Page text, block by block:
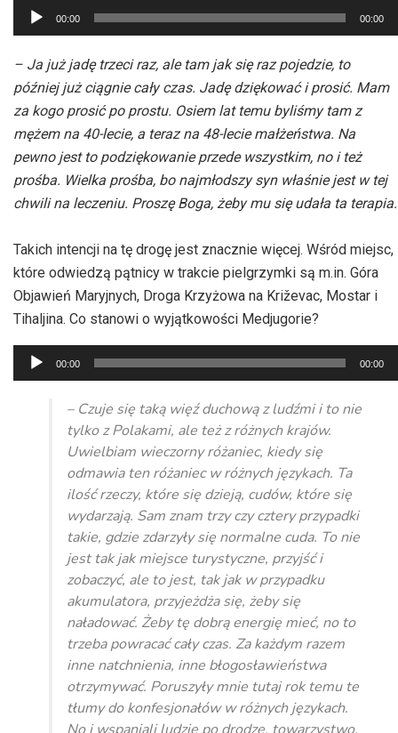
Odtwarzacz
plików
dźwiękowych
00:00 00:00
– Ja już jadę trzeci raz, ale tam jak się raz pojedzie, to
później już ciągnie cały czas. Jadę dziękować i prosić. Mam
za kogo prosić po prostu. Osiem lat temu byliśmy tam z
mężem na 40-lecie, a teraz na 48-leciemałżeństwa. Na
pewno jest to podziękowanie przede wszystkim, no i też
prośba. Wielka prośba, bo najmłodszy syn właśnie jest w tej
chwili na leczeniu. Proszę Boga, żeby mu się udała ta terapia.
Takich intencji na tę drogę jest znacznie więcej. Wśród miejsc,
które odwiedzą pątnicy w trakcie pielgrzymki są m.in. Góra
Objawień Maryjnych, Droga Krzyżowa na Križevac, Mostar i
Tihaljina. Co stanowi o wyjątkowości Medjugorie?
Odtwarzacz
plików
dźwiękowych
00:00 00:00
– Czuje się taką więź duchową z ludźmi i to nie
tylko z Polakami, ale też z różnych krajów.
Uwielbiam wieczorny różaniec, kiedy się
odmawia ten różaniec w różnych językach. Ta
ilość rzeczy, które się dzieją, cudów, które się
wydarzają. Sam znam trzy czy cztery przypadki
takie, gdzie zdarzyły się normalne cuda. To nie
jest tak jak miejsce turystyczne, przyjść i
zobaczyć, ale to jest, tak jak w przypadku
akumulatora, przyjeżdża się, żeby się
naładować. Żeby tę dobrą energię mieć, no to
trzeba powracać cały czas. Za każdym razem
inne natchnienia, inne błogosławieństwa
otrzymywać. Poruszyły mnie tutaj rok temu te
tłumy do konfesjonałów w różnych językach.